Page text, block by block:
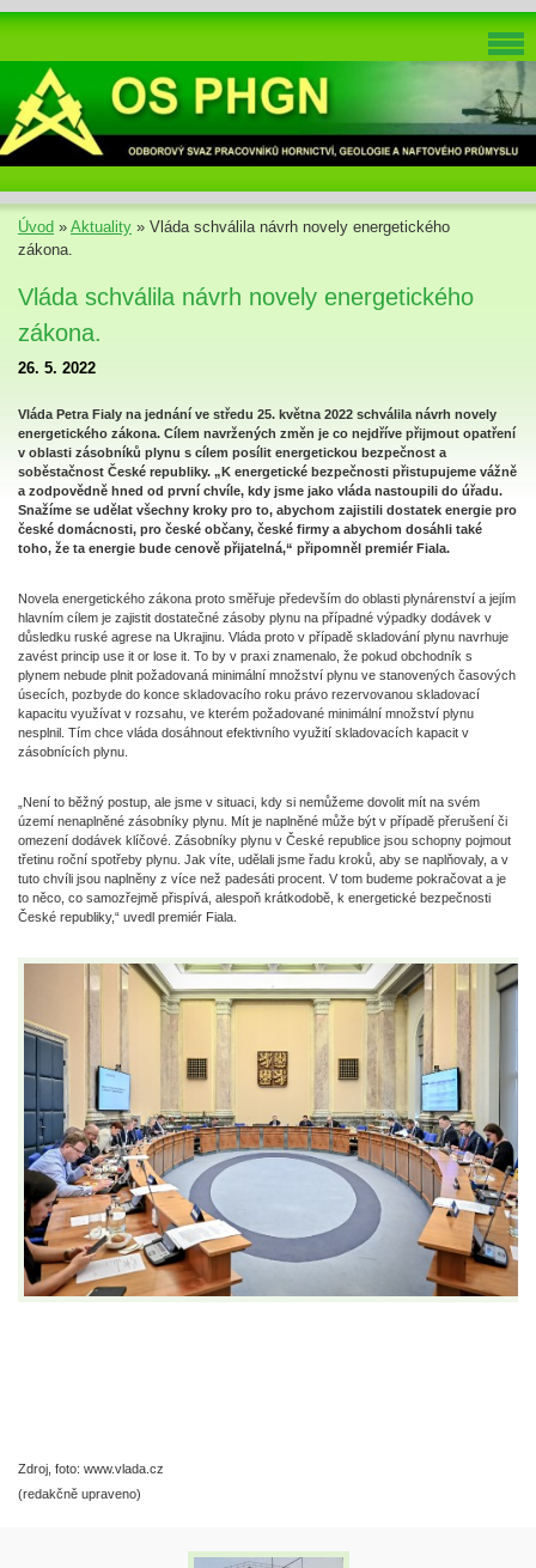
Úvod » Aktuality » Vláda schválila návrh novely energetického
zákona.
Vláda schválila návrh novely energetického
zákona.
26. 5. 2022
Vláda Petra Fialy na jednání ve středu 25. května 2022 schválila návrh novely
energetického zákona. Cílem navržených změn je co nejdříve přijmout opatření
v oblasti zásobníků plynu s cílem posílit energetickou bezpečnost a
soběstačnost České republiky. „K energetické bezpečnosti přistupujeme vážně
a zodpovědně hned od první chvíle, kdy jsme jako vláda nastoupili do úřadu.
Snažíme se udělat všechny kroky pro to, abychom zajistili dostatek energie pro
české domácnosti, pro české občany, české firmy a abychom dosáhli také
toho, že ta energie bude cenově přijatelná,“ připomněl premiér Fiala.
Novela energetického zákona proto směřuje především do oblasti plynárenství a jejím
hlavním cílem je zajistit dostatečné zásoby plynu na případné výpadky dodávek v
důsledku ruské agrese na Ukrajinu. Vláda proto v případě skladování plynu navrhuje
zavést princip use it or lose it. To by v praxi znamenalo, že pokud obchodník s
plynem nebude plnit požadovaná minimální množství plynu ve stanovených časových
úsecích, pozbyde do konce skladovacího roku právo rezervovanou skladovací
kapacitu využívat v rozsahu, ve kterém požadované minimální množství plynu
nesplnil. Tím chce vláda dosáhnout efektivního využití skladovacích kapacit v
zásobnících plynu.
„Není to běžný postup, ale jsme v situaci, kdy si nemůžeme dovolit mít na svém
území nenaplněné zásobníky plynu. Mít je naplněné může být v případě přerušení či
omezení dodávek klíčové. Zásobníky plynu v České republice jsou schopny pojmout
třetinu roční spotřeby plynu. Jak víte, udělali jsme řadu kroků, aby se naplňovaly, a v
tuto chvíli jsou naplněny z více než padesáti procent. V tom budeme pokračovat a je
to něco, co samozřejmě přispívá, alespoň krátkodobě, k energetické bezpečnosti
České republiky,“ uvedl premiér Fiala.
Zdroj, foto: www.vlada.cz
(redakčně upraveno)